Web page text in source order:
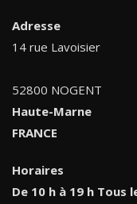
Adresse
14 rue Lavoisier
52800 NOGENT
Haute-Marne
FRANCE
Horaires
De 10 h à 19 h Tous